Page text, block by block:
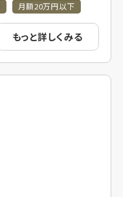
月額20万円以下
もっと詳しくみる